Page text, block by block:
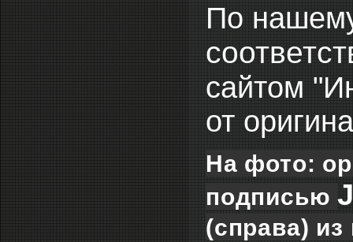
По
сайтом
от
На фото:
подписью
(справа)